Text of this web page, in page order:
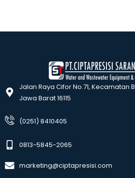
Jalan Raya Cifor No.71, Kecamatan
Jawa Barat 16115
(0251) 8410405
0813-5845-2065
marketing@ciptapresisi.com